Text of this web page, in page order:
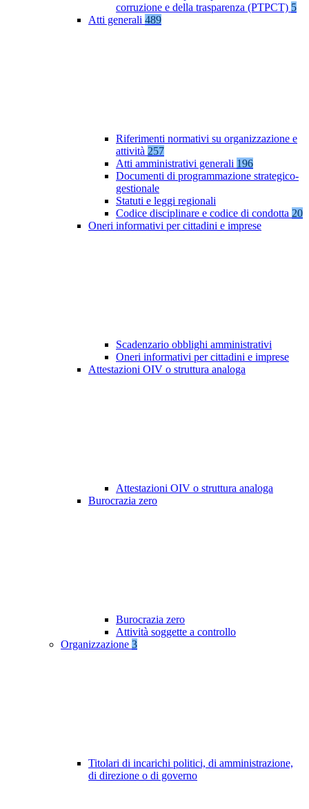
corruzione e della trasparenza (PTPCT) 5
Atti generali 489
Riferimenti normativi su organizzazione e
attività 257
Atti amministrativi generali 196
Documenti di programmazione strategico-
gestionale
Statuti e leggi regionali
Codice disciplinare e codice di condotta 20
Oneri informativi per cittadini e imprese
Scadenzario obblighi amministrativi
Oneri informativi per cittadini e imprese
Attestazioni OIV o struttura analoga
Attestazioni OIV o struttura analoga
Burocrazia zero
Burocrazia zero
Attività soggette a controllo
Organizzazione 3
Titolari di incarichi politici, di amministrazione,
di direzione o di governo